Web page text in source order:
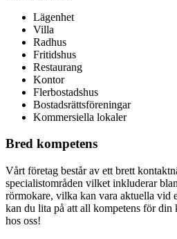
Lägenhet
Villa
Radhus
Fritidshus
Restaurang
Kontor
Flerbostadshus
Bostadsrättsföreningar
Kommersiella lokaler
Bred kompetens
Vårt företag består av ett brett
specialistområden vilket inkluderar
rörmokare, vilka kan vara aktuella vid
kan du lita på att all kompetens för
hos oss!